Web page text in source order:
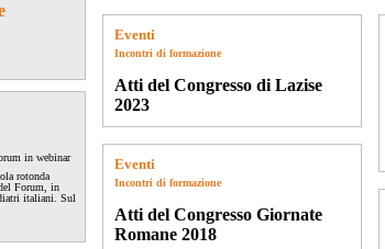
in webinar
rotonda
Forum, in
italiani. Sul
Eventi
Incontri di formazione
Atti del Congresso di Lazise
2023
Eventi
Incontri di formazione
Atti del Congresso Giornate
Romane 2018